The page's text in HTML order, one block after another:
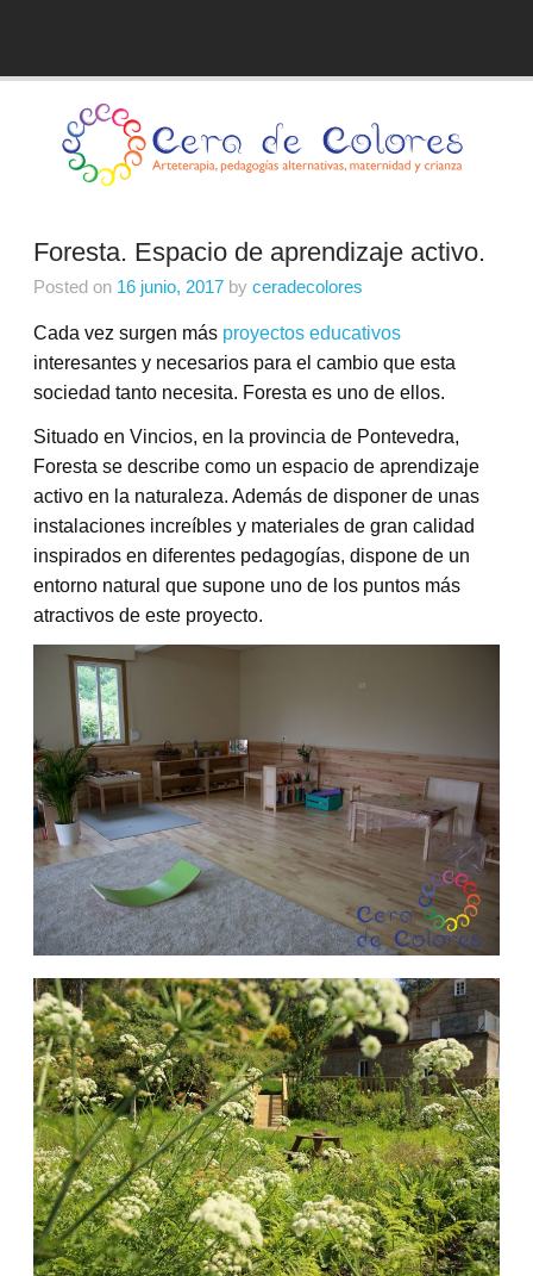
Foresta. Espacio de aprendizaje activo.
Posted on 16 junio, 2017 by ceradecolores
Cada vez surgen más proyectos educativos
interesantes y necesarios para el cambio que esta
sociedad tanto necesita. Foresta es uno de ellos.
Situado en Vincios, en la provincia de Pontevedra,
Foresta se describe como un espacio de aprendizaje
activo en la naturaleza. Además de disponer de unas
instalaciones increíbles y materiales de gran calidad
inspirados en diferentes pedagogías, dispone de un
entorno natural que supone uno de los puntos más
atractivos de este proyecto.